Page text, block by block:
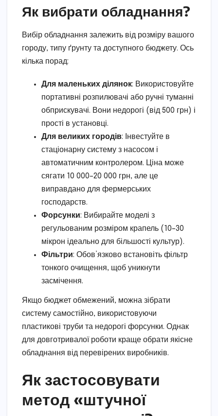
Як вибрати обладнання?
Вибір обладнання залежить від розміру вашого
городу, типу ґрунту та доступного бюджету. Ось
кілька порад:
Для маленьких ділянок: Використовуйте
портативні розпилювачі або ручні туманні
обприскувачі. Вони недорогі (від 500 грн) і
прості в установці.
Для великих городів: Інвестуйте в
стаціонарну систему з насосом і
автоматичним контролером. Ціна може
сягати 10 000–20 000 грн, але це
виправдано для фермерських
господарств.
Форсунки: Вибирайте моделі з
регульованим розміром крапель (10–30
мікрон ідеально для більшості культур).
Фільтри: Обов’язково встановіть фільтр
тонкого очищення, щоб уникнути
засмічення.
Якщо бюджет обмежений, можна зібрати
систему самостійно, використовуючи
пластикові труби та недорогі форсунки. Однак
для довготривалої роботи краще обрати якісне
обладнання від перевірених виробників.
Як застосовувати
метод «штучної